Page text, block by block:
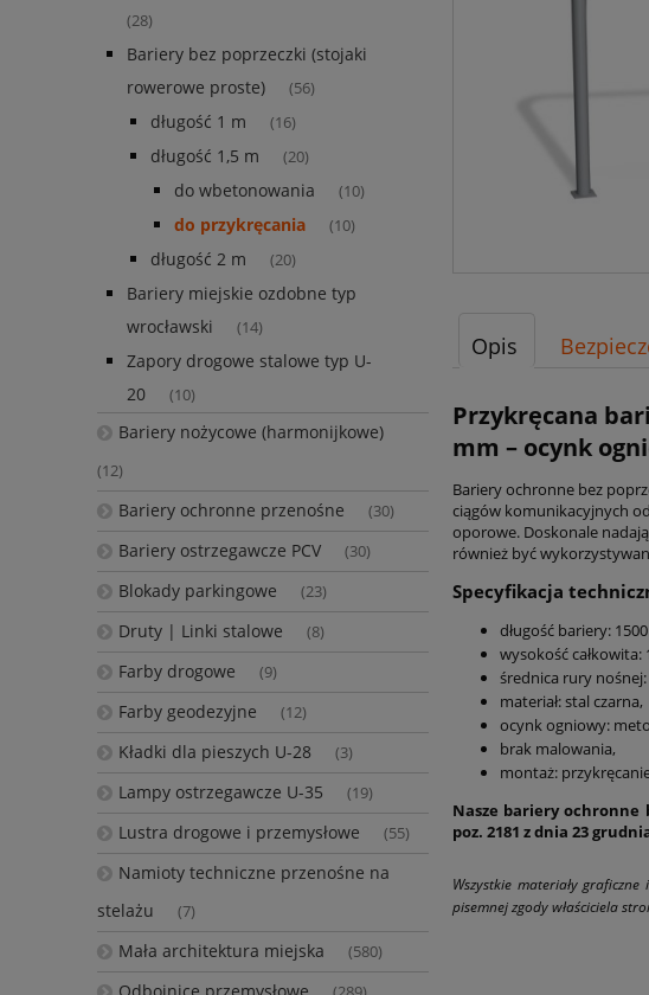
(28)
Bariery bez poprzeczki (stojaki
rowerowe proste)
(56)
długość 1 m (16)
długość 1,5 m (20)
do wbetonowania (10)
do przykręcania (10)
długość 2 m (20)
Bariery miejskie ozdobne typ
wrocławski
(14)
Zapory drogowe stalowe typ U-
20
(10)
Bariery nożycowe (harmonijkowe)
(12)
Bariery ochronne przenośne (30)
Bariery ostrzegawcze PCV (30)
Blokady parkingowe (23)
Druty | Linki stalowe (8)
Farby drogowe (9)
Farby geodezyjne (12)
Kładki dla pieszych U-28 (3)
Lampy ostrzegawcze U-35 (19)
Lustra drogowe i przemysłowe (55)
Namioty techniczne przenośne na
stelażu
(7)
Mała architektura miejska (580)
Opis
Przykręcana
mm – ocynk
Bariery ochronne bez
ciągów komunikacyjnych
oporowe. Doskonale
również być
Specyfikacja
długość bariery:
wysokość całkowita:
średnica rury nośnej:
materiał: stal czarna,
ocynk ogniowy:
brak malowania,
montaż:
Nasze bariery ochronne
poz. 2181 z dnia 23
Wszystkie materiały
pisemnej zgody właściciela